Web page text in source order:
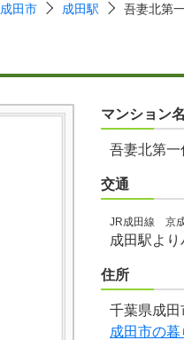
成田市 成田駅 吾妻北第
マンション名
吾妻北第一
交通
JR成田線 京
成田駅よ
住所
千葉県成
成田市の